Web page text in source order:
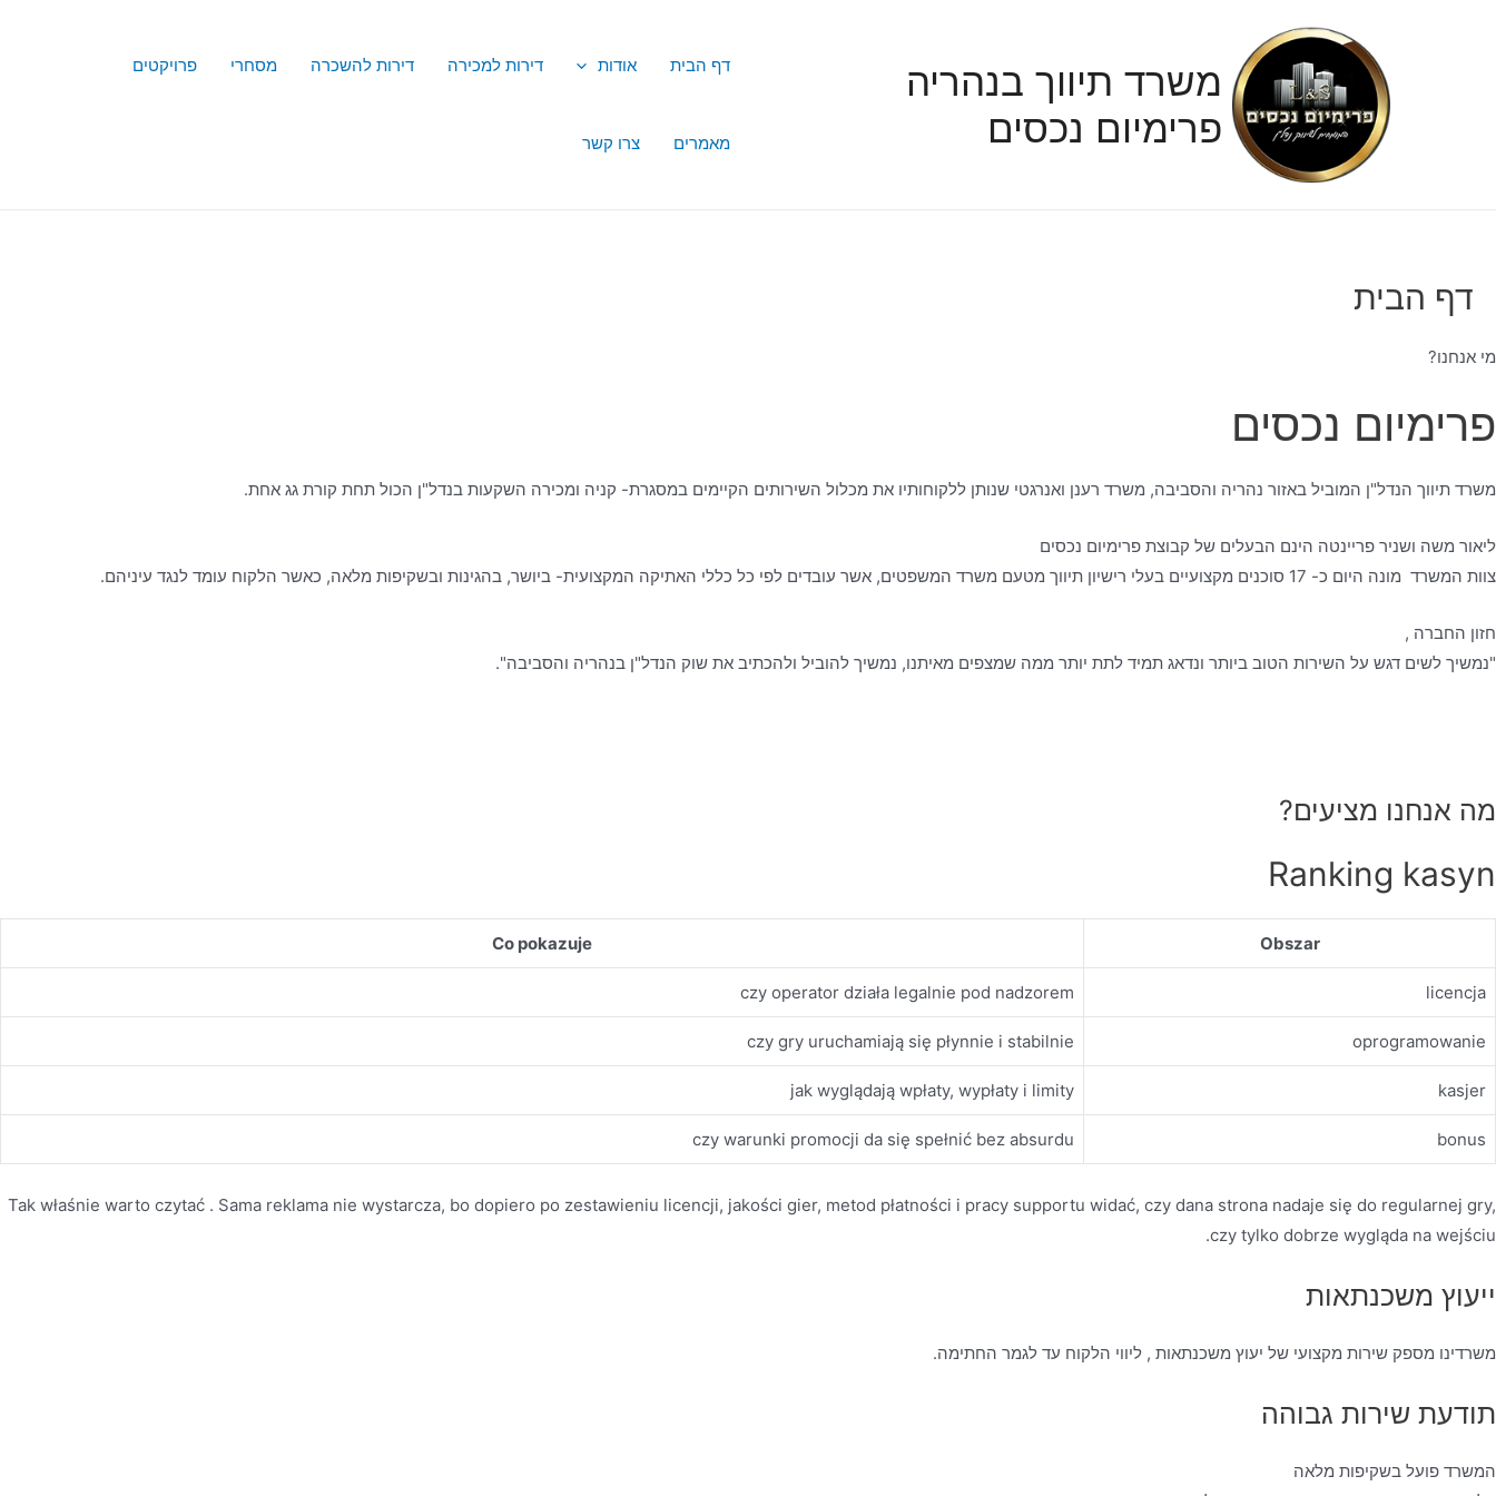
משרד תיווך בנהריה
פרימיום נכסים
דף הבית אודות דירות למכירה דירות להשכרה מסחרי פרויקטים
מאמרים צרו קשר
דף הבית
מי אנחנו?
פרימיום נכסים
משרד תיווך הנדל"ן המוביל באזור נהריה והסביבה, משרד רענן ואנרגטי שנותן ללקוחותיו את מכלול השירותים הקיימים במסגרת- קניה ומכירה השקעות בנדל"ן הכול תחת קורת גג אחת.
ליאור משה ושניר פריינטה הינם הבעלים של קבוצת פרימיום נכסים
צוות המשרד מונה היום כ- 17 סוכנים מקצועיים בעלי רישיון תיווך מטעם משרד המשפטים, אשר עובדים לפי כל כללי האתיקה המקצועית- ביושר, בהגינות ובשקיפות מלאה, כאשר הלקוח עומד לנגד עיניהם.
חזון החברה ,
"נמשיך לשים דגש על השירות הטוב ביותר ונדאג תמיד לתת יותר ממה שמצפים מאיתנו, נמשיך להוביל ולהכתיב את שוק הנדל"ן בנהריה והסביבה".
מה אנחנו מציעים?
Ranking kasyn
Obszar
Co pokazuje
licencja
czy operator działa legalnie pod nadzorem
oprogramowanie
czy gry uruchamiają się płynnie i stabilnie
kasjer
jak wyglądają wpłaty, wypłaty i limity
bonus
czy warunki promocji da się spełnić bez absurdu
Tak właśnie warto czytać . Sama reklama nie wystarcza, bo dopiero po zestawieniu licencji, jakości gier, metod płatności i pracy supportu widać, czy dana strona nadaje się do regularnej gry,
czy tylko dobrze wygląda na wejściu.
ייעוץ משכנתאות
משרדינו מספק שירות מקצועי של יעוץ משכנתאות , ליווי הלקוח עד לגמר החתימה.
תודעת שירות גבוהה
המשרד פועל בשקיפות מלאה